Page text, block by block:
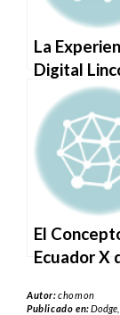
La
Digital
hace mejor
pantallas
grandes.
El
Ecuador X
cómo sería
Autor:chomon
Publicado en:Dodge